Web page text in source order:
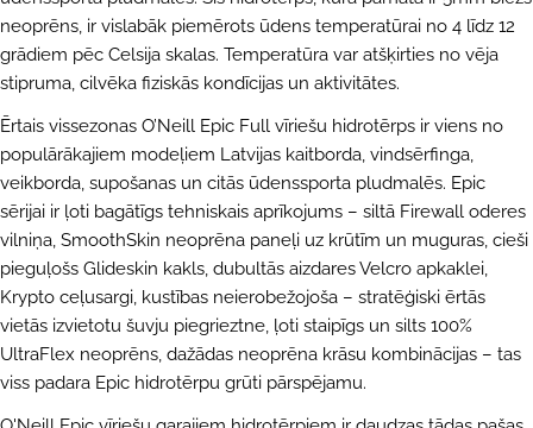
neoprēns, ir vislabāk piemērots ūdens temperatūrai no 4 līdz 12
grādiem pēc Celsija skalas. Temperatūra var atšķirties no vēja
stipruma, cilvēka fiziskās kondīcijas un aktivitātes.
Ērtais vissezonas O’Neill Epic Full vīriešu hidrotērps ir viens no
populārākajiem modeļiem Latvijas kaitborda, vindsērfinga,
veikborda, supošanas un citās ūdenssporta pludmalēs. Epic
sērijai ir ļoti bagātīgs tehniskais aprīkojums – siltā Firewall oderes
vilniņa, SmoothSkin neoprēna paneļi uz krūtīm un muguras, cieši
pieguļošs Glideskin kakls, dubultās aizdares Velcro apkaklei,
Krypto ceļusargi, kustības neierobežojoša – stratēģiski ērtās
vietās izvietotu šuvju piegrieztne, ļoti staipīgs un silts 100%
UltraFlex neoprēns, dažādas neoprēna krāsu kombinācijas – tas
viss padara Epic hidrotērpu grūti pārspējamu.
UZDOT JAUTĀJUMU
Jūsu
vārds